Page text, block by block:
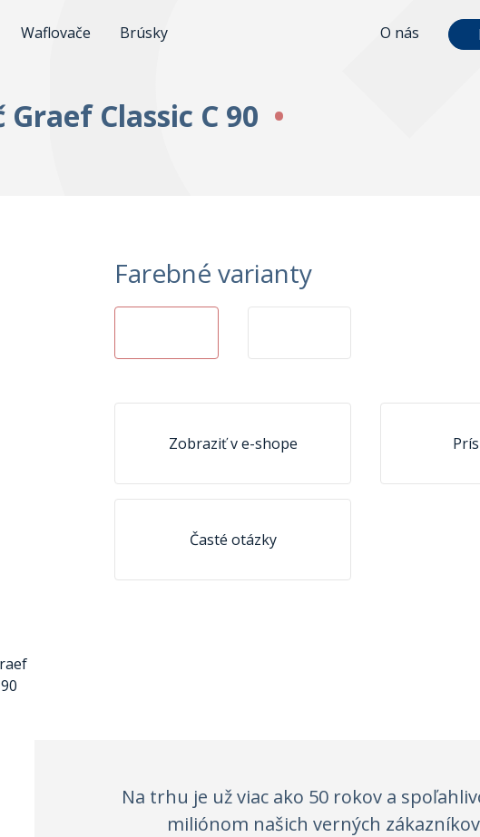
Waflovače Brúsky O nás
Graef Classic C 90
Farebné varianty
Zobraziť v e-shope
Časté otázky
Na trhu je už viac ako 50 rokov a
miliónom našich verných